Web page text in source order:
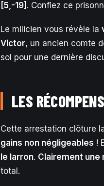
[5,-19] . Confiez ce
Le milicien vous révèle la
Victor, un ancien comte
sol pour une dernière
LES
Cette arrestation clôture
gains non négligeables !
le larron. Clairement une
total.